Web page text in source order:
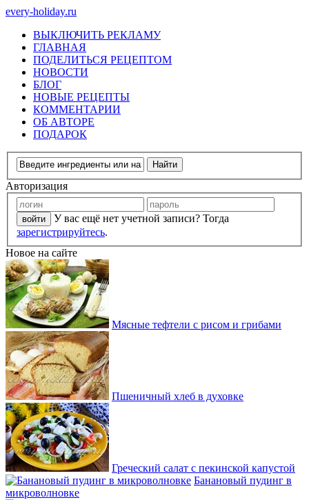
every-holiday.ru
ВЫКЛЮЧИТЬ РЕКЛАМУ
ГЛАВНАЯ
ПОДЕЛИТЬСЯ РЕЦЕПТОМ
НОВОСТИ
БЛОГ
НОВЫЕ РЕЦЕПТЫ
КОММЕНТАРИИ
ОБ АВТОРЕ
ПОДАРОК
Авторизация
У вас ещё нет учетной записи? Тогда
зарегистрируйтесь.
Новое на сайте
Мясные тефтели с рисом и грибами
Пшеничный хлеб в духовке
Греческий салат с пекинской капустой
Банановый пудинг в
микроволновке